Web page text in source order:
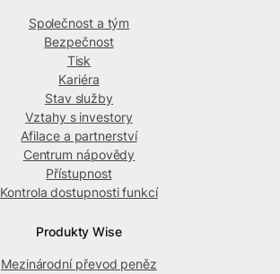
Společnost a tým
Bezpečnost
Tisk
Kariéra
Stav služby
Vztahy s investory
Afilace a partnerství
Centrum nápovědy
Přístupnost
Kontrola dostupnosti funkcí
Produkty Wise
Mezinárodní převod peněz